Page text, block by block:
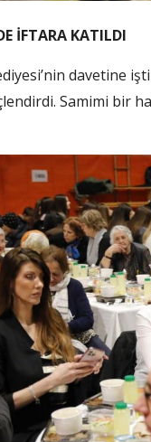
İFTARA KATILDI
davetine
Samimi bir